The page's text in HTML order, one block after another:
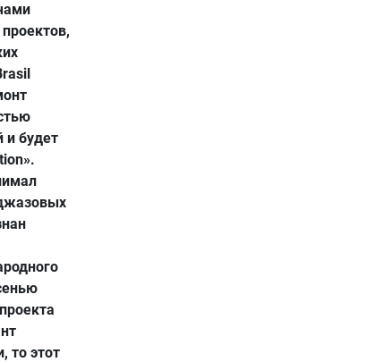
и будет
то этот